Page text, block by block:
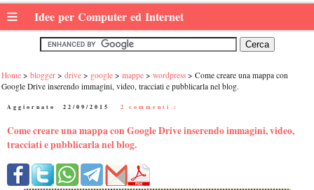
≡ Idee per Computer ed Internet
Home blogger drive google mappe wordpress
Come creare una mappa con
Google Drive inserendo immagini, video, tracciati e pubblicarla nel blog.
Aggiornato: 22/09/2015 2 commenti :
Come creare una mappa con Google Drive inserendo immagini, video,
tracciati e pubblicarla nel blog.